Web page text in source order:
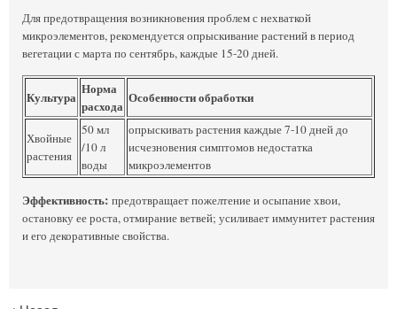
Для предотвращения возникновения проблем с нехваткой
микроэлементов, рекомендуется опрыскивание растений в период
вегетации с марта по сентябрь, каждые 15-20 дней.
Культура Норма
расхода Особенности обработки
Хвойные
растения
50 мл
/10 л
воды
опрыскивать растения каждые 7-10 дней до
исчезновения симптомов недостатка
микроэлементов
Эффективность: предотвращает пожелтение и осыпание хвои,
остановку ее роста, отмирание ветвей; усиливает иммунитет растения
и его декоративные свойства.